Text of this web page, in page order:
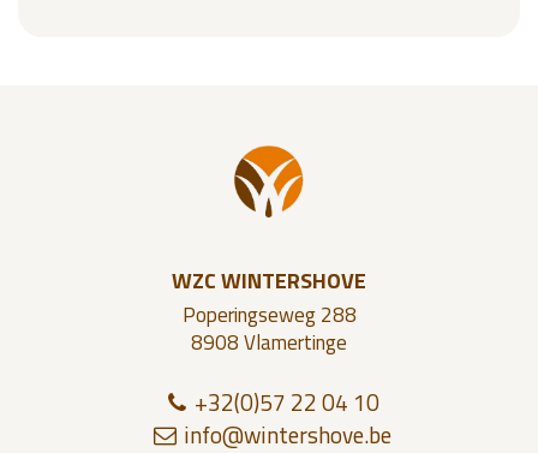
WZC WINTERSHOVE
Poperingseweg 288
8908 Vlamertinge
+32(0)57 22 04 10
info@wintershove.be